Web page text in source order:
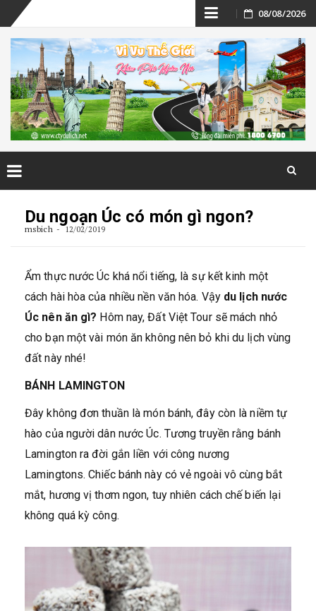
Skip
to
content
08/08/2026
content
Du ngoạn Úc có món gì ngon?
msbich 12/02/2019
Ẩm thực nước Úc khá nổi tiếng, là sự kết kinh một
cách hài hòa của nhiều nền văn hóa. Vậy du lịch nước
Úc nên ăn gì? Hôm nay, Đất Việt Tour sẽ mách nhỏ
cho bạn một vài món ăn không nên bỏ khi du lịch vùng
đất này nhé!
BÁNH LAMINGTON
Đây không đơn thuần là món bánh, đây còn là niềm tự
hào của người dân nước Úc. Tương truyền rằng bánh
Lamington ra đời gắn liền với công nương
Lamingtons. Chiếc bánh này có vẻ ngoài vô cùng bắt
mắt, hương vị thơm ngon, tuy nhiên cách chế biến lại
không quá kỳ công.